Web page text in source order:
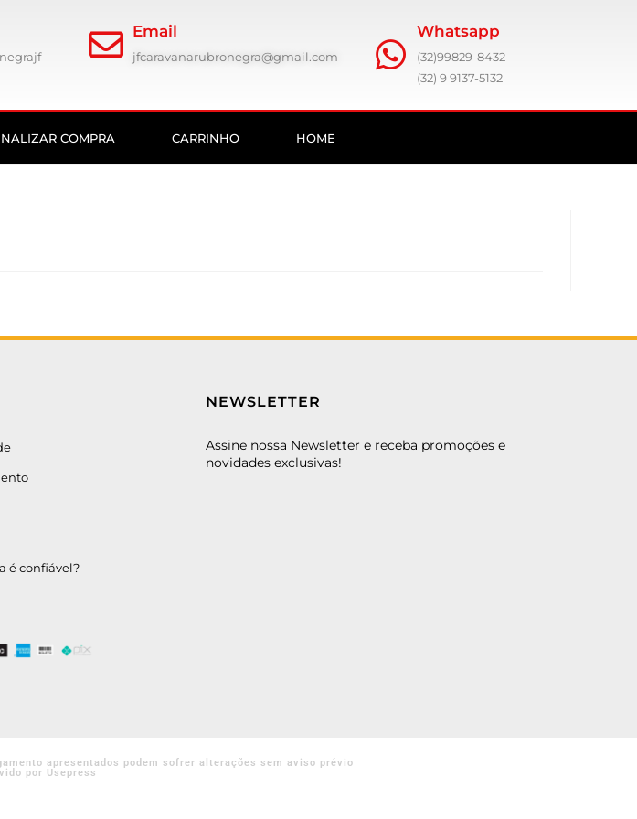
Email
jfcaravanarubronegra@gmail.com
Whatsapp
(32)99829-8432
(32) 9 9137-5132
COMPRA CARRINHO HOME
é confiável?
NEWSLETTER
Assine nossa Newsletter e receba promoções e
novidades exclusivas!
apresentados podem sofrer alterações sem aviso prévio
por Usepress